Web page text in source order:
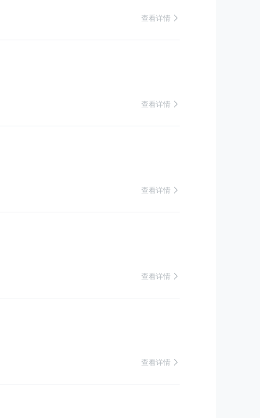
查看详情
查看详情
查看详情
查看详情
查看详情